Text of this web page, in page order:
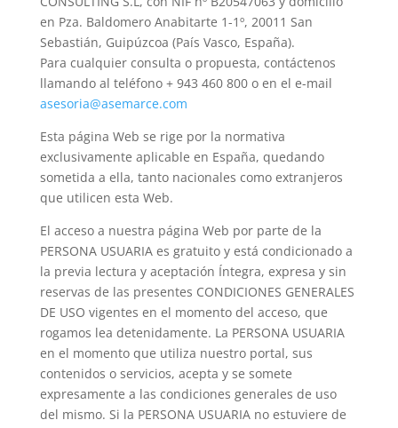
en Pza. Baldomero Anabitarte 1-1º, 20011 San
Sebastián, Guipúzcoa (País Vasco, España).
Para cualquier consulta o propuesta, contáctenos
llamando al teléfono + 943 460 800 o en el e-mail
asesoria@asemarce.com
Esta página Web se rige por la normativa
exclusivamente aplicable en España, quedando
sometida a ella, tanto nacionales como extranjeros
que utilicen esta Web.
El acceso a nuestra página Web por parte de la
PERSONA USUARIA es gratuito y está condicionado a
la previa lectura y aceptación Íntegra, expresa y sin
reservas de las presentes CONDICIONES GENERALES
DE USO vigentes en el momento del acceso, que
rogamos lea detenidamente. La PERSONA USUARIA
en el momento que utiliza nuestro portal, sus
contenidos o servicios, acepta y se somete
expresamente a las condiciones generales de uso
del mismo. Si la PERSONA USUARIA no estuviere de